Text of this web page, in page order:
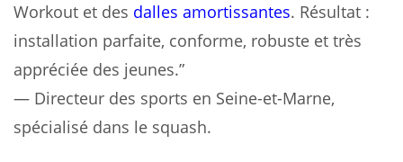
Workout et des dalles amortissantes. Résultat :
installation parfaite, conforme, robuste et très
appréciée des jeunes.”
— Directeur des sports en Seine-et-Marne,
spécialisé dans le squash.